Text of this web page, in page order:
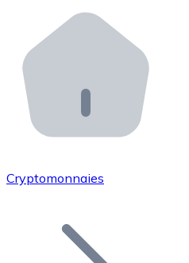
Distributeurs
Intégrez un ATM
API Bitnovo
Intégrez notre API dans
Rejoignez notre réseau
Ajoutez le token de
Cryptomonnaies